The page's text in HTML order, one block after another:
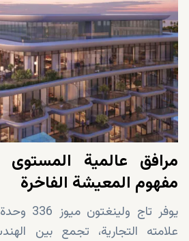
مرافق عالمية
مفهوم المعيشة الفاخرة
يوفر
علامته التجارية، تجمع بين